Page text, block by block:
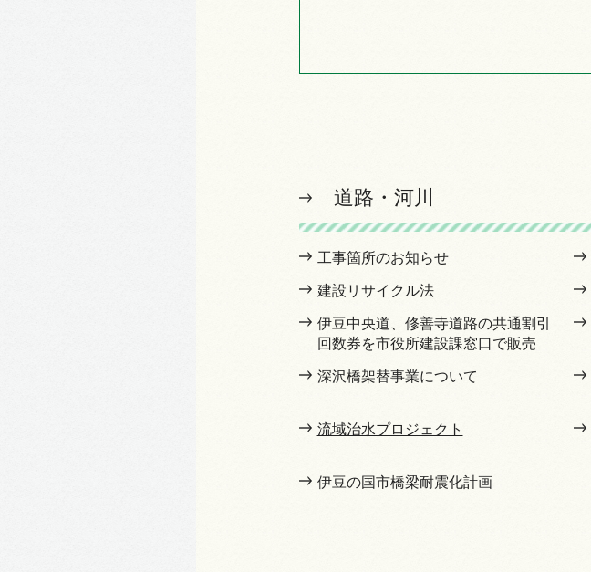
道路・河川
工事箇所のお知らせ
建設リサイクル法
伊豆中央道、修善寺道路の共通割引
回数券を市役所建設課窓口で販売
深沢橋架替事業について
流域治水プロジェクト
伊豆の国市橋梁耐震化計画